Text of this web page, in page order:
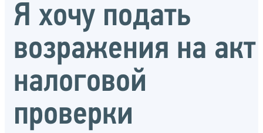
Я хочу подать
возражения на акт
налоговой
проверки